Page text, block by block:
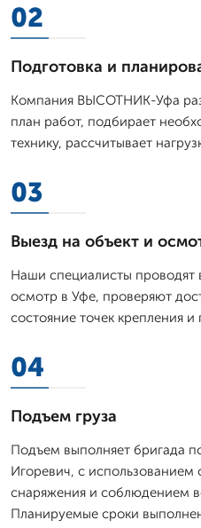
02
Подготовка и
Компания ВЫСОТНИК-Уфа
план работ, подбирает
технику, рассчитывает
03
Выезд на объект и
Наши специалисты проводят
осмотр в Уфе, проверяют
состояние точек крепления
04
Подъем груза
Подъем выполняет бригада
Игоревич, с
снаряжения и соблюдением
Планируемые сроки